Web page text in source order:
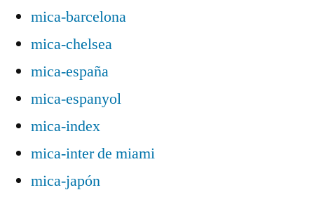
mica-barcelona
mica-chelsea
mica-españa
mica-espanyol
mica-index
mica-inter de miami
mica-japón